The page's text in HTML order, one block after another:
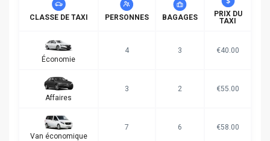
CLASSE DE TAXI PERSONNES BAGAGES
PRIX DU
TAXI
Économie
4 3 €40.00
Affaires
3 2 €55.00
Van économique
7 6 €58.00